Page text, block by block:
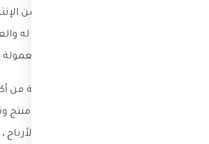
لكل من يرغب في الربح من
أخذ منتج معين والترويج له
المبيعات ، والتسويق
ويعتبر التسويق بالعمولة من
بالربح فلن تحتاج لشراء
والترويج لروابطك وتبدأ